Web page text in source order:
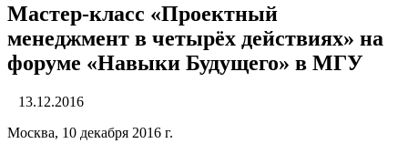
Мастер-класс «Проектный
менеджмент в четырёх действиях» на
форуме «Навыки Будущего» в МГУ
13.12.2016
Москва, 10 декабря 2016 г.